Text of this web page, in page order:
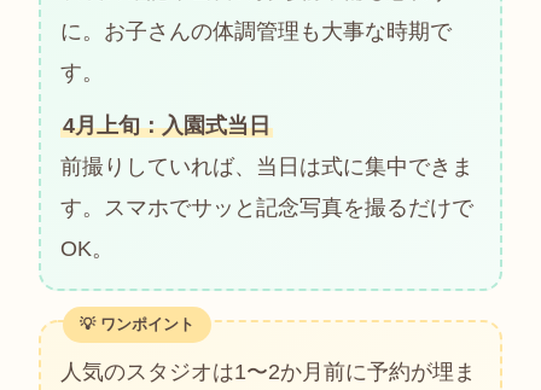
に。お子さんの体調管理も大事な時期で
す。
4月上旬：入園式当日
前撮りしていれば、当日は式に集中できま
す。スマホでサッと記念写真を撮るだけで
OK。
人気のスタジオは1〜2か月前に予約が埋ま